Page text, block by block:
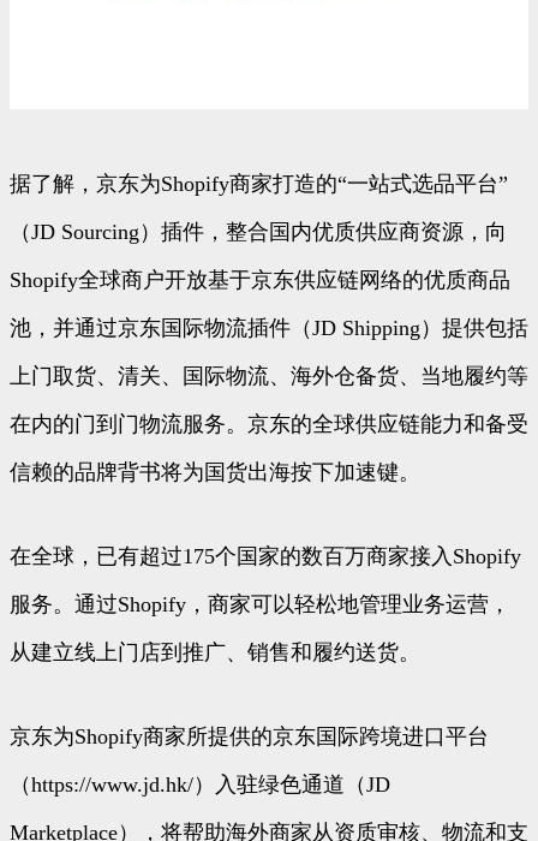
据了解，京东为Shopify商家打造的“一站式选品平台”
（JD Sourcing）插件，整合国内优质供应商资源，向
Shopify全球商户开放基于京东供应链网络的优质商品
池，并通过京东国际物流插件（JD Shipping）提供包括
上门取货、清关、国际物流、海外仓备货、当地履约等
在内的门到门物流服务。京东的全球供应链能力和备受
信赖的品牌背书将为国货出海按下加速键。
在全球，已有超过175个国家的数百万商家接入Shopify
服务。通过Shopify，商家可以轻松地管理业务运营，
从建立线上门店到推广、销售和履约送货。
京东为Shopify商家所提供的京东国际跨境进口平台
（https://www.jd.hk/）入驻绿色通道（JD
Marketplace），将帮助海外商家从资质审核、物流和支